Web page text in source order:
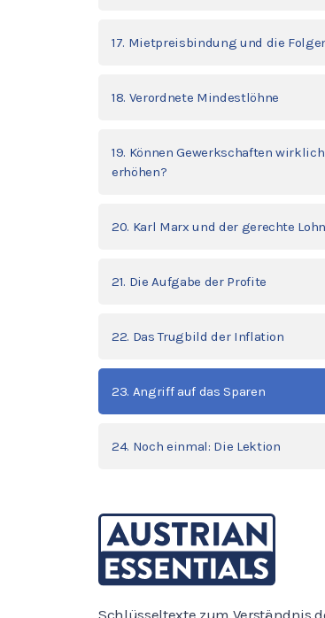
17. Mietpreisbindung und die
18. Verordnete Mindestlöhne
19. Können Gewerkschaften
erhöhen?
20. Karl Marx und der gerechte Lohn
21. Die Aufgabe der Profite
22. Das Trugbild der Inflation
23. Angriff auf das Sparen
24. Noch einmal: Die Lektion